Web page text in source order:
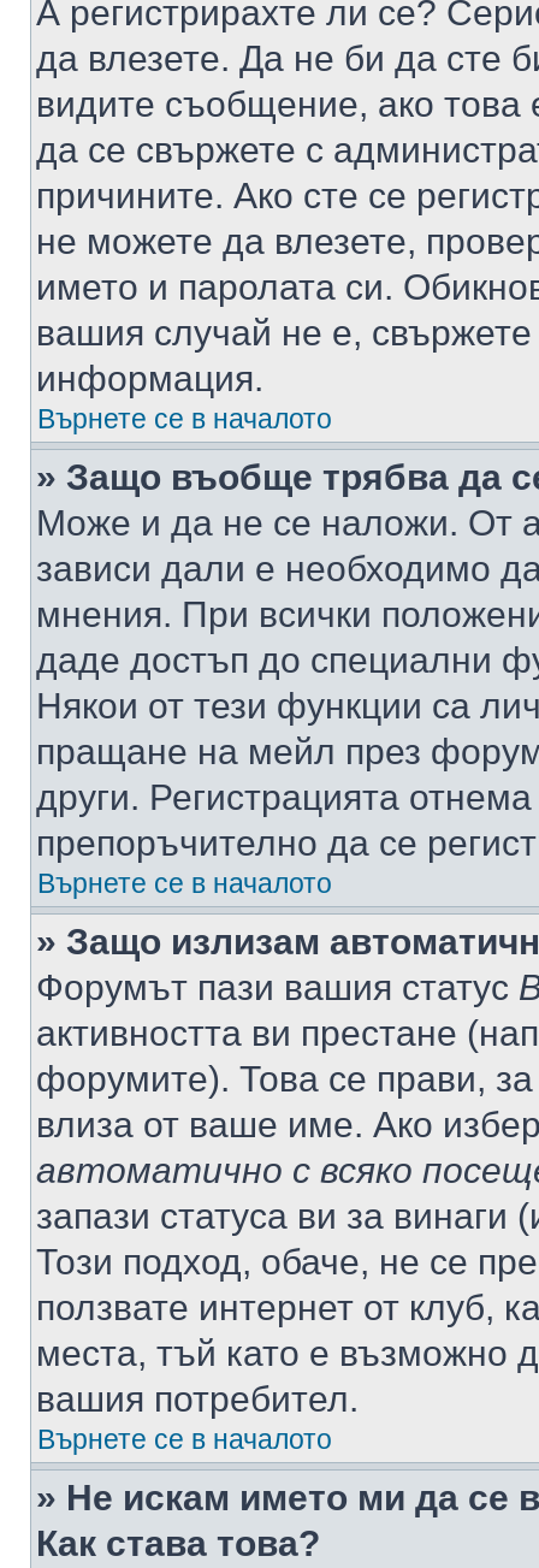
А регистрирахте ли се?
да влезете. Да не би да сте
видите съобщение, ако това
да се свържете с
причините. Ако сте се
не можете да влезете,
името и паролата си.
вашия случай не е,
информация.
Върнете се в началото
» Защо въобще трябва да
Може и да не се наложи. От
зависи дали е необходимо
мнения. При всички
даде достъп до специални
Някои от тези функции са
пращане на мейл през
други. Регистрацията
препоръчително да се
Върнете се в началото
» Защо излизам
Форумът пази вашия статус
активността ви престане
форумите). Това се прави,
влиза от ваше име. Ако
автоматично с всяко
запази статуса ви за винаги
Този подход, обаче, не се
ползвате интернет от клуб,
места, тъй като е възможно
вашия потребител.
Върнете се в началото
» Не искам името ми да се
Как става това?